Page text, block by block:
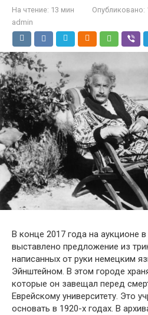
На чтение: 13 мин Опубликовано:
admin
В конце 2017 года на аукционе
выставлено предложение из
написанных от руки немецким
Эйнштейном. В этом городе
которые он завещал перед
Еврейскому университету. Это
основать в 1920-х годах. В